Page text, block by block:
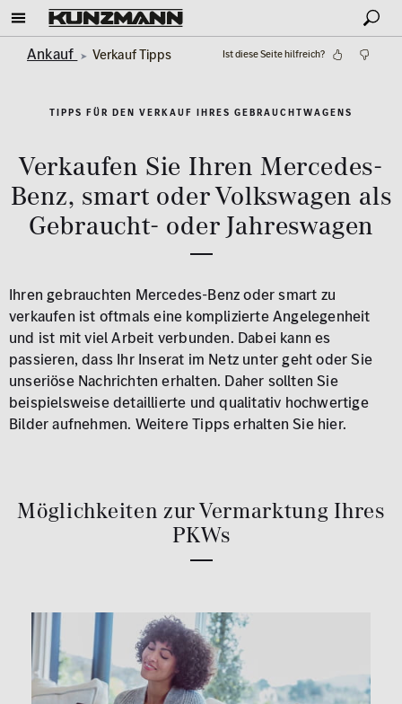
Ankauf Verkauf Tipps Ist diese Seite hilfreich?
TIPPS FÜR DEN VERKAUF IHRES GEBRAUCHTWAGENS
Verkaufen Sie Ihren Mercedes-
Benz, smart oder Volkswagen als
Gebraucht- oder Jahreswagen
Ihren gebrauchten Mercedes-Benz oder smart zu
verkaufen ist oftmals eine komplizierte Angelegenheit
und ist mit viel Arbeit verbunden. Dabei kann es
passieren, dass Ihr Inserat im Netz unter geht oder Sie
unseriöse Nachrichten erhalten. Daher sollten Sie
beispielsweise detaillierte und qualitativ hochwertige
Bilder aufnehmen. Weitere Tipps erhalten Sie hier.
Möglichkeiten zur Vermarktung Ihres
PKWs